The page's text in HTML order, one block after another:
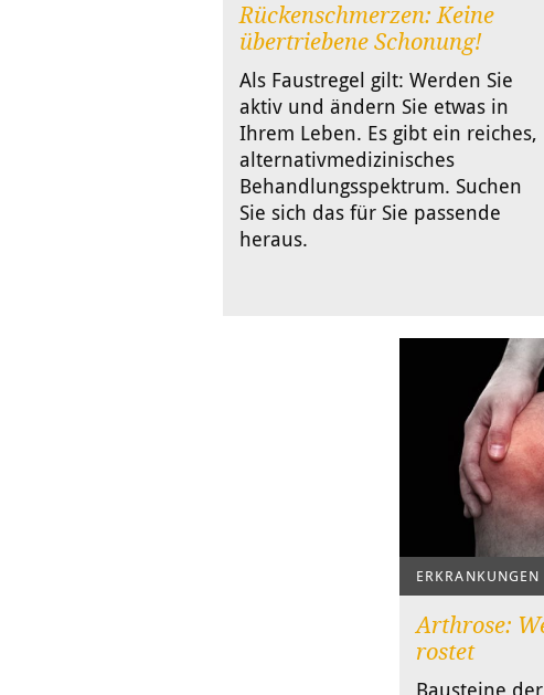
Rückenschmerzen: Keine
übertriebene Schonung!
Als Faustregel gilt: Werden Sie
aktiv und ändern Sie etwas in
Ihrem Leben. Es gibt ein reiches,
alternativmedizinisches
Behandlungsspektrum. Suchen
Sie sich das für Sie passende
heraus.
ERKRANKUNGEN
Arthrose:
rostet
Bausteine